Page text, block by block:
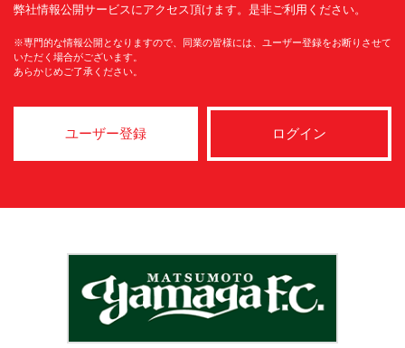
弊社情報公開サービスにアクセス頂けます。是非ご利用ください。
※専門的な情報公開となりますので、同業の皆様には、ユーザー登録をお断りさせて
いただく場合がございます。
あらかじめご了承ください。
ユーザー登録 ログイン